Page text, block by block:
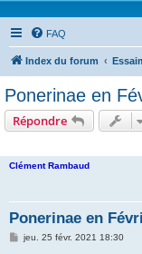
FAQ
Index du forum
Ponerinae en
Répondre
Clément Rambaud
Ponerinae en
Mjeu. 25 févr. 2021 18:30